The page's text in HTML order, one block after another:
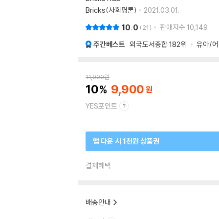
Bricks(사회평론)
2021.03.01.
10.0 21 판매지수 10,149
주간베스트 외국도서종합 182위 유아/
11,000원
10 9,900
YES포인트
앱 다운 시 1천원 상품권
결제혜택
배송안내